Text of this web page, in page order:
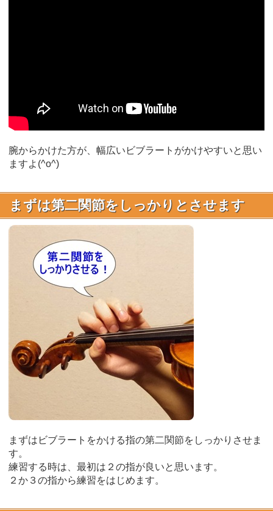
腕からかけた方が、幅広いビブラートがかけやすいと思い
ますよ(^o^)
まずは第二関節をしっかりとさせます
まずはビブラートをかける指の第二関節をしっかりさせま
す。
練習する時は、最初は２の指が良いと思います。
２か３の指から練習をはじめます。